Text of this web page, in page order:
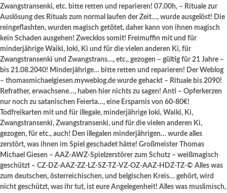
Zwangstransenki, etc. bitte retten und reparieren! 07.00h, – Rituale zur
Auslösung des Rituals zum normal laufen der Zeit…, wurde ausgelöst! Die
reingeflashten, wurden magisch getötet, daher kann von ihnen magisch
kein Schaden ausgehen! Zwecklos somit! Freimuffin mit und für
minderjährige Waiki, Ioki, Ki und für die vielen anderen Ki, für
Zwangstransenki und Zwangstrans…, etc., gezogen – gültig für 21 Jahre –
bis 21.08.2040! Minderjährige… bitte retten und reparieren! Der Weblog
– thomasmichaelgiesen.myweblog.de wurde gehackt – Rituale bis 2090!
Refrather, erwachsene…, haben hier nichts zu sagen! Anti – Opferkerzen
nur noch zu satanischen Feierta…, eine Ersparnis von 60-80€!
Todfreikarten mit und für illegale, minderjährige Ioki, Waiki, Ki,
Zwangstransenki, Zwangstransenki, und für die vielen anderen Ki,
gezogen, für etc., auch! Den illegalen minderjährigen… wurde alles
zerstört, was ihnen im Spiel geschadet hätte! Großmeister Thomas
Michael Giesen – AAZ-AWZ-Spielzerstörer zum Schutz – weißmagisch
geschützt – CZ-DZ-AAZ-ZZ-LZ-SZ-TZ-VZ-OZ-AAZ-HDZ-TZ-© Alles was
zum deutschen, österreichischen, und belgischen Kreis… gehört, wird
nicht geschützt, was ihr tut, ist eure Angelegenheit! Alles was muslimisch,